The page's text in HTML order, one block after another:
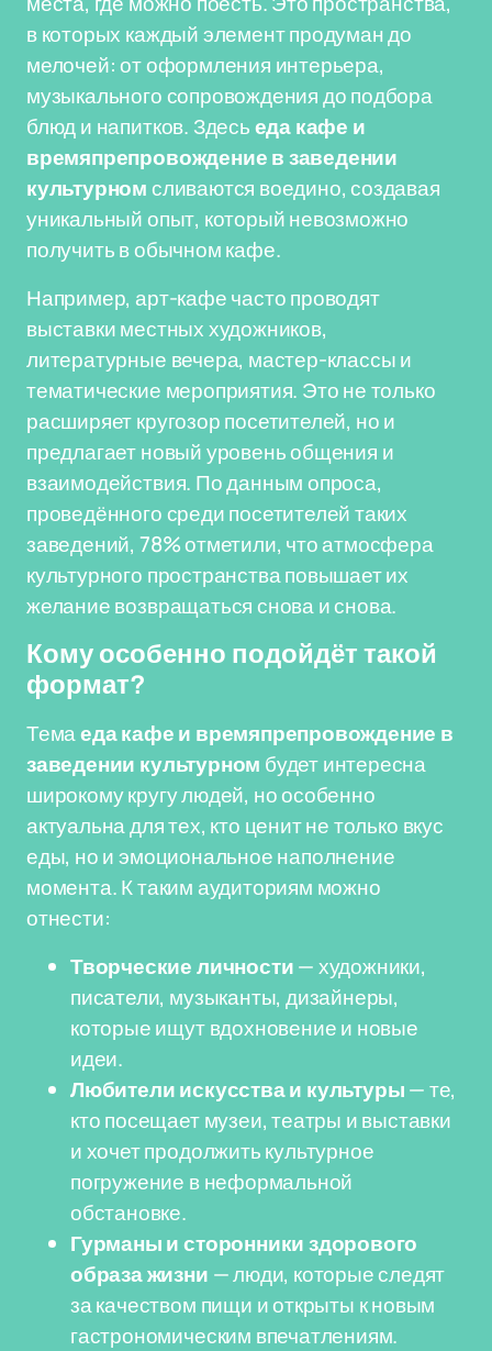
в которых каждый элемент продуман до
мелочей: от оформления интерьера,
музыкального сопровождения до подбора
блюд и напитков. Здесьеда кафе и
времяпрепровождение в заведении
культурномсливаются воедино, создавая
уникальный опыт, который невозможно
получить в обычном кафе.
Например, арт-кафе часто проводят
выставки местных художников,
литературные вечера, мастер-классы и
тематические мероприятия. Это не только
расширяет кругозор посетителей, но и
предлагает новый уровень общения и
взаимодействия. По данным опроса,
проведённого среди посетителей таких
заведений, 78% отметили, что атмосфера
культурного пространства повышает их
желание возвращаться снова и снова.
Кому особенно подойдёт такой
формат?
Темаеда кафе и времяпрепровождение в
заведении культурном будет интересна
широкому кругу людей, но особенно
актуальна для тех, кто ценит не только вкус
еды, но и эмоциональное наполнение
момента. К таким аудиториям можно
отнести:
Творческие личности— художники,
писатели, музыканты, дизайнеры,
которые ищут вдохновение и новые
идеи.
Любители искусства и культуры— те,
кто посещает музеи, театры и выставки
и хочет продолжить культурное
погружение в неформальной
обстановке.
Гурманы и сторонники здорового
образа жизни — люди, которые следят
за качеством пищи и открыты к новым
гастрономическим впечатлениям.